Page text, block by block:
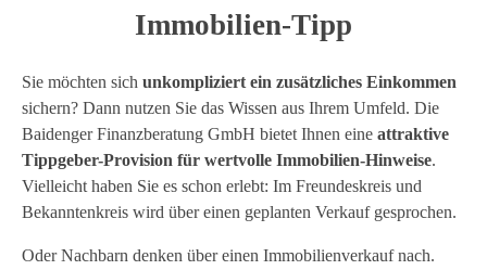
Immobilien-Tipp
Sie möchten sich unkompliziert ein zusätzliches Einkommen
sichern? Dann nutzen Sie das Wissen aus Ihrem Umfeld. Die
Baidenger Finanzberatung GmbH bietet Ihnen eine attraktive
Tippgeber-Provision für wertvolle Immobilien-Hinweise.
Vielleicht haben Sie es schon erlebt: Im Freundeskreis und
Bekanntenkreis wird über einen geplanten Verkauf gesprochen.
Oder Nachbarn denken über einen Immobilienverkauf nach.